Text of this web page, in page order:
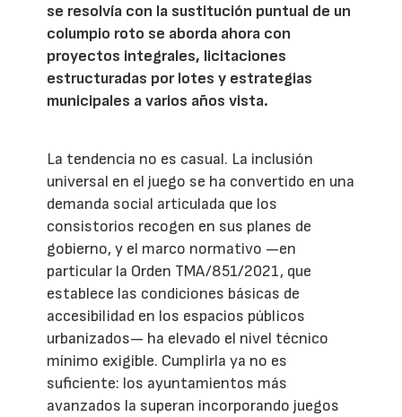
se resolvía con la sustitución puntual de un
columpio roto se aborda ahora con
proyectos integrales, licitaciones
estructuradas por lotes y estrategias
municipales a varios años vista.
La tendencia no es casual. La inclusión
universal en el juego se ha convertido en una
demanda social articulada que los
consistorios recogen en sus planes de
gobierno, y el marco normativo —en
particular la Orden TMA/851/2021, que
establece las condiciones básicas de
accesibilidad en los espacios públicos
urbanizados— ha elevado el nivel técnico
mínimo exigible. Cumplirla ya no es
suficiente: los ayuntamientos más
avanzados la superan incorporando juegos